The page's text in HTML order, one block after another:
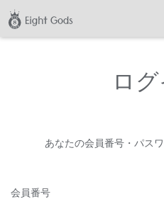
ロ
あなたの会員番号・パス
会員番号